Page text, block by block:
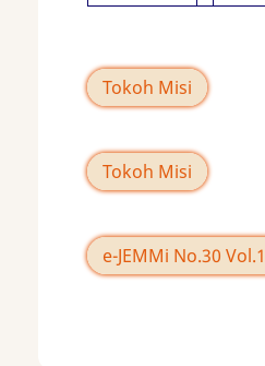
Tokoh Misi
Tokoh Misi
e-JEMMi No.30